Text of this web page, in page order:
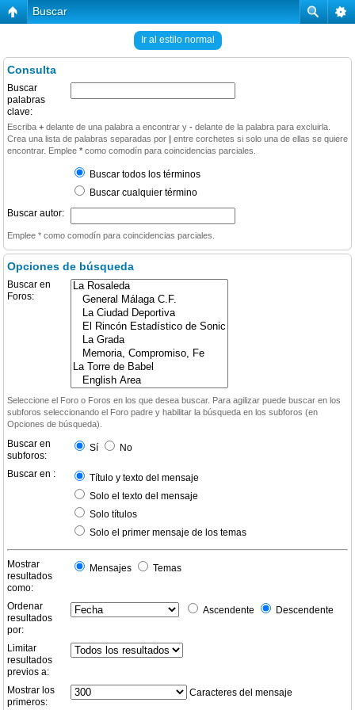
Buscar
Ir al estilo normal
Consulta
Buscar
palabras
clave:
Escriba + delante de una palabra a encontrar y - delante de la palabra para excluirla.
Crea una lista de palabras separadas por | entre corchetes si solo una de ellas se quiere
encontrar. Emplee * como comodín para coincidencias parciales.
Buscar todos los términos
Buscar cualquier término
Buscar autor:
Emplee * como comodín para coincidencias parciales.
Opciones de búsqueda
Buscar en
Foros:
Seleccione el Foro o Foros en los que desea buscar. Para agilizar puede buscar en los
subforos seleccionando el Foro padre y habilitar la búsqueda en los subforos (en
Opciones de búsqueda).
Buscar en
subforos:
Sí No
Buscar en :
Título y texto del mensaje
Solo el texto del mensaje
Solo títulos
Solo el primer mensaje de los temas
Mostrar
resultados
como:
Mensajes Temas
Ordenar
resultados
por:
Ascendente Descendente
Limitar
resultados
previos a:
Mostrar los
primeros:
Caracteres del mensaje